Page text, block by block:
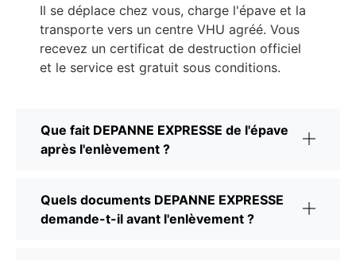
Il se déplace chez vous, charge l'épave et la
transporte vers un centre VHU agréé. Vous
recevez un certificat de destruction officiel
et le service est gratuit sous conditions.
Que fait DEPANNE EXPRESSE de l'épave
après l'enlèvement ?
Quels documents DEPANNE EXPRESSE
demande-t-il avant l'enlèvement ?